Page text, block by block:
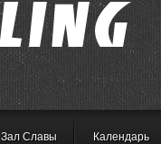
Зал Славы Календарь